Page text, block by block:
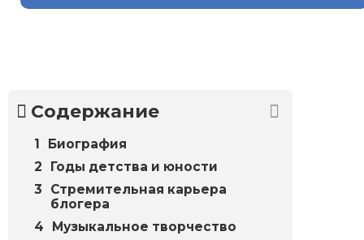
Содержание
Биография
Годы детства и юности
Стремительная карьера
блогера
Музыкальное творчество